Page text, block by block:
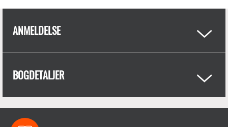
ANMELDELSE
BOGDETALJER